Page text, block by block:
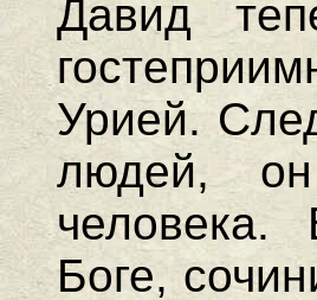
Давид
Урией.
людей,
Боге,